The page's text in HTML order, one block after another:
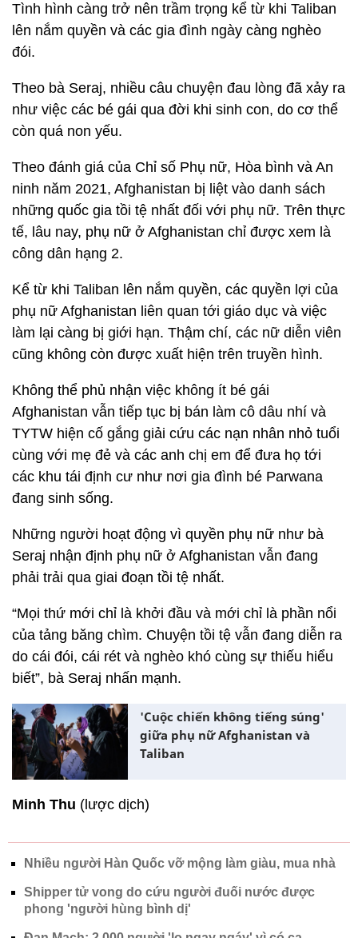
Tình hình càng trở nên trầm trọng kể từ khi Taliban
lên nắm quyền và các gia đình ngày càng nghèo
đói.
Theo bà Seraj, nhiều câu chuyện đau lòng đã xảy ra
như việc các bé gái qua đời khi sinh con, do cơ thể
còn quá non yếu.
Theo đánh giá của Chỉ số Phụ nữ, Hòa bình và An
ninh năm 2021, Afghanistan bị liệt vào danh sách
những quốc gia tồi tệ nhất đối với phụ nữ. Trên thực
tế, lâu nay, phụ nữ ở Afghanistan chỉ được xem là
công dân hạng 2.
Kể từ khi Taliban lên nắm quyền, các quyền lợi của
phụ nữ Afghanistan liên quan tới giáo dục và việc
làm lại càng bị giới hạn. Thậm chí, các nữ diễn viên
cũng không còn được xuất hiện trên truyền hình.
Không thể phủ nhận việc không ít bé gái
Afghanistan vẫn tiếp tục bị bán làm cô dâu nhí và
TYTW hiện cố gắng giải cứu các nạn nhân nhỏ tuổi
cùng với mẹ đẻ và các anh chị em để đưa họ tới
các khu tái định cư như nơi gia đình bé Parwana
đang sinh sống.
Những người hoạt động vì quyền phụ nữ như bà
Seraj nhận định phụ nữ ở Afghanistan vẫn đang
phải trải qua giai đoạn tồi tệ nhất.
“Mọi thứ mới chỉ là khởi đầu và mới chỉ là phần nổi
của tảng băng chìm. Chuyện tồi tệ vẫn đang diễn ra
do cái đói, cái rét và nghèo khó cùng sự thiếu hiểu
biết”, bà Seraj nhấn mạnh.
'Cuộc chiến không tiếng súng'
giữa phụ nữ Afghanistan và
Taliban
Minh Thu (lược dịch)
Nhiều người Hàn Quốc vỡ mộng làm giàu, mua nhà
Shipper tử vong do cứu người đuối nước được
phong 'người hùng bình dị'